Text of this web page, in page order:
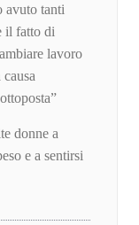
avuto tanti
il fatto di
lavoro
donne a
e a sentirsi